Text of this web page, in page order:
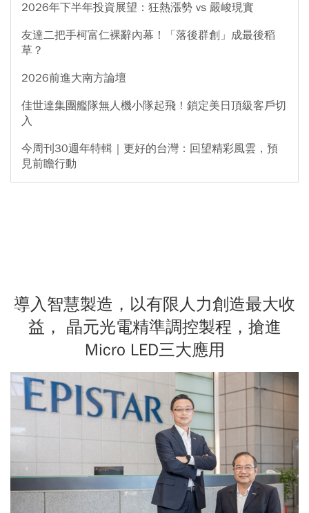
2026年下半年投資展望：狂熱漲勢 vs 嚴峻現實
友達二把手柯富仁裸辭內幕！「落後群創」成最後稻
草？
2026前進大南方論壇
佳世達集團艦隊無人機小隊起飛！鎖定美日頂級客戶切
入
今周刊30週年特輯｜更好的台灣：回望精彩風雲，預
見前瞻行動
導入智慧製造，以有限人力創造最大收
益， 晶元光電精準調控製程，搶進
Micro LED三大應用